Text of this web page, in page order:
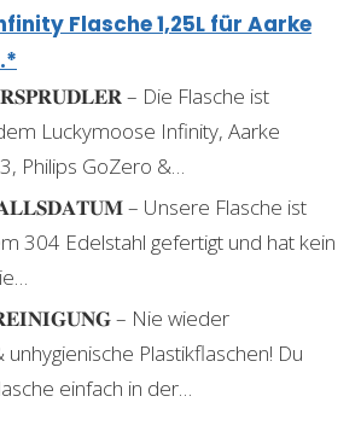
Flasche 1,25L für Aarke
– Die Flasche ist
Luckymoose Infinity, Aarke
Philips GoZero &…
– Unsere Flasche ist
304 Edelstahl gefertigt und hat kein
– Nie wieder
Plastikflaschen! Du
einfach in der…